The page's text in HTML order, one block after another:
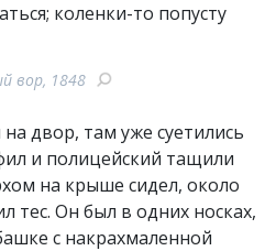
коленки-то попусту
вор, 1848
двор, там уже суетились
и полицейский тащили
на крыше сидел, около
тес. Он был в одних носках,
с накрахмаленной